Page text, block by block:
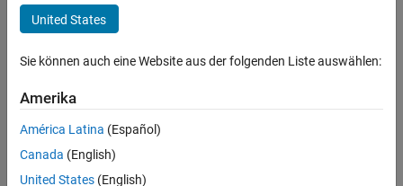
United States
Sie können auch eine Website aus der folgenden Liste auswählen:
Amerika
América Latina (Español)
Canada (English)
United States (English)